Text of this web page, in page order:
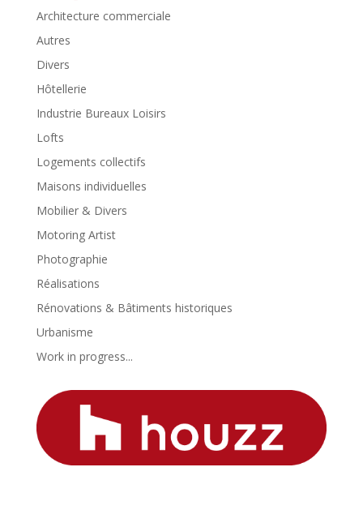
Architecture commerciale
Autres
Divers
Hôtellerie
Industrie Bureaux Loisirs
Lofts
Logements collectifs
Maisons individuelles
Mobilier & Divers
Motoring Artist
Photographie
Réalisations
Rénovations & Bâtiments historiques
Urbanisme
Work in progress...